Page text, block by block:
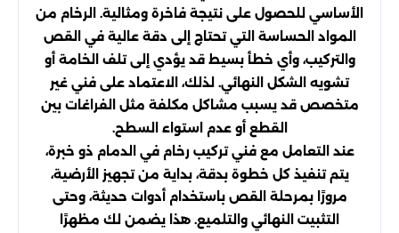
الأساسي للحصول على نتيجة فاخرة ومثالية. الرخام من
المواد الحساسة التي تحتاج إلى دقة عالية في القص
والتركيب، وأي خطأ بسيط قد يؤدي إلى تلف الخامة أو
تشويه الشكل النهائي. لذلك، الاعتماد على فني غير
متخصص قد يسبب مشاكل مكلفة مثل الفراغات بين
القطع أو عدم استواء السطح.
عند التعامل مع فني تركيب رخام في الدمام ذو خبرة،
يتم تنفيذ كل خطوة بدقة، بداية من تجهيز الأرضية،
مرورًا بمرحلة القص باستخدام أدوات حديثة، وحتى
التثبيت النهائي والتلميع. هذا يضمن لك مظهرًا